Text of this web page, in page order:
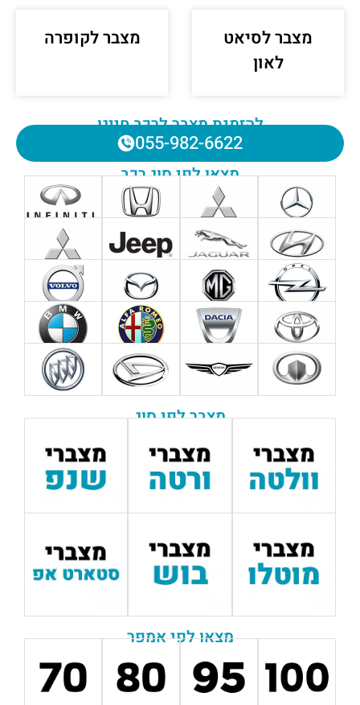
להזמנת מצבר לרכב חייגו
055-982-6622
מצאו לפי סוג רכב
מצבר לפי סוג
מצאו לפי אמפר
מצבר לסיאט
לאון
מצבר לקופרה